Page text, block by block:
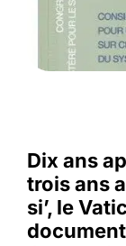
La
Dix ans
trois ans
si’, le